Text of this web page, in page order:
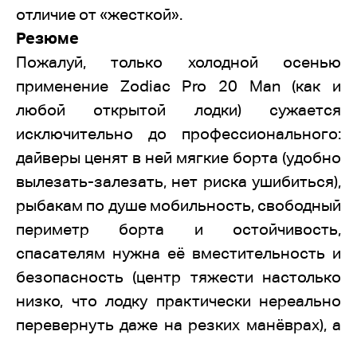
отличие от «жесткой».
Резюме
Пожалуй, только холодной осенью
применение Zodiac Pro 20 Man (как и
любой открытой лодки) сужается
исключительно до профессионального:
дайверы ценят в ней мягкие борта (удобно
вылезать-залезать, нет риска ушибиться),
рыбакам по душе мобильность, свободный
периметр борта и остойчивость,
спасателям нужна её вместительность и
безопасность (центр тяжести настолько
низко, что лодку практически нереально
перевернуть даже на резких манёврах), а